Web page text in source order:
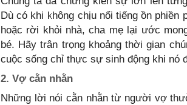
Dù có khi không chịu nổi tiếng ồn
hoặc rời khỏi nhà, cha mẹ lại ước
bé. Hãy trân trọng khoảng thời gian
cuộc sống chỉ thực sự sinh động khi nó
2. Vợ cằn nhằn
Những lời nói cằn nhằn từ người vợ